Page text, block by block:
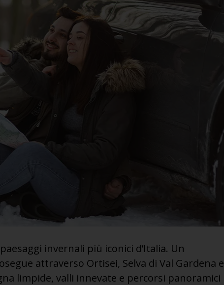
invernali più iconici d’Italia. Un
attraverso Ortisei, Selva di Val Gardena e
limpide, valli innevate e percorsi panoramici